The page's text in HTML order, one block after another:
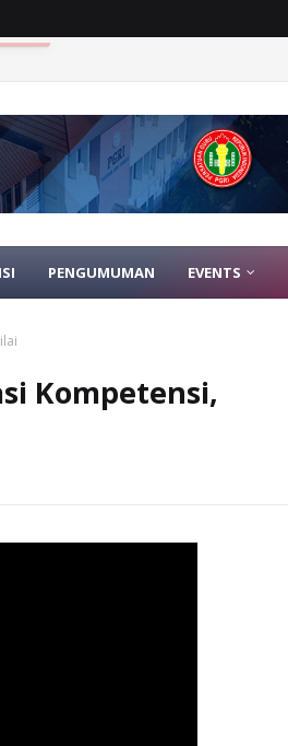
PENGUMUMAN EVENTS
Kompetensi,